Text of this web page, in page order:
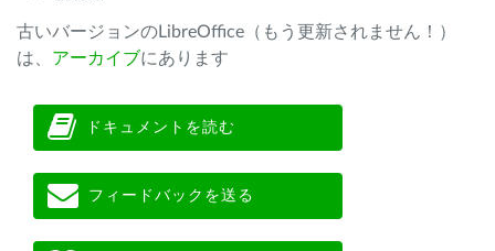
古いバージョンのLibreOffice（もう更新されません！）
は、 アーカイブにあります
ドキュメントを読む
フィードバックを送る